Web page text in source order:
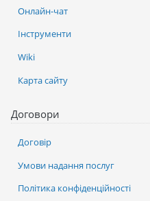
Онлайн-чат
Інструменти
Wiki
Карта сайту
Договори
Договір
Умови надання послуг
Політика конфіденційності